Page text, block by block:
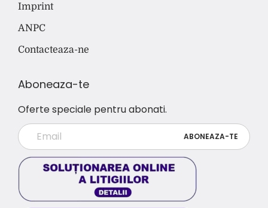
Imprint
ANPC
Contacteaza-ne
Aboneaza-te
Oferte speciale pentru abonati.